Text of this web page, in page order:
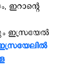
ഇസ്രയേല്‍